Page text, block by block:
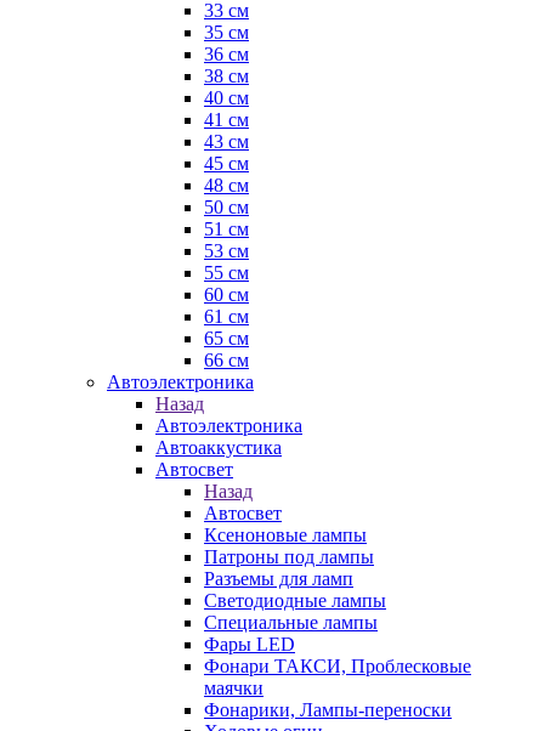
33 см
35 см
36 см
38 см
40 см
41 см
43 см
45 см
48 см
50 см
51 см
53 см
55 см
60 см
61 см
65 см
66 см
Автоэлектроника
Назад
Автоэлектроника
Автоаккустика
Автосвет
Назад
Автосвет
Ксеноновые лампы
Патроны под лампы
Разъемы для ламп
Светодиодные лампы
Специальные лампы
Фары LED
Фонари ТАКСИ, Проблесковые
маячки
Фонарики, Лампы-переноски